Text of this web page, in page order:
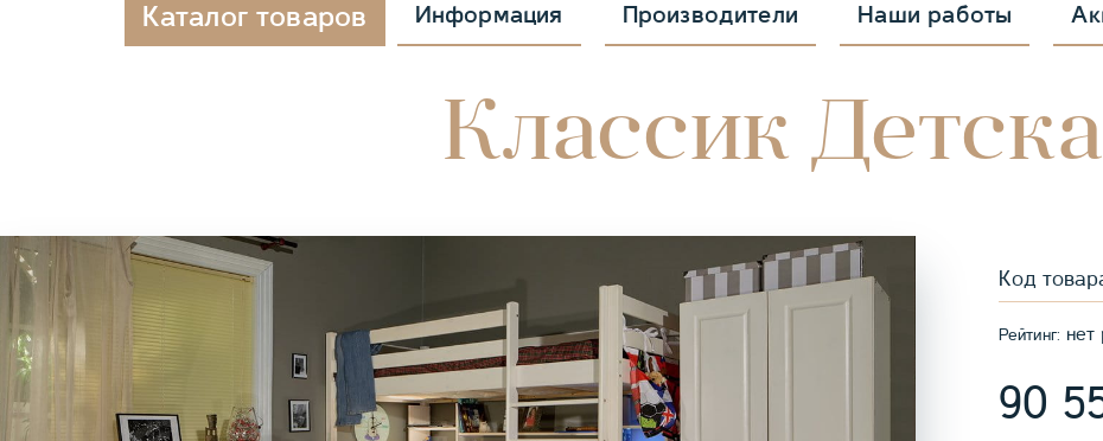
Каталог товаров Информация Производители Наши работы
Классик
Код
Рейтинг: нет
90